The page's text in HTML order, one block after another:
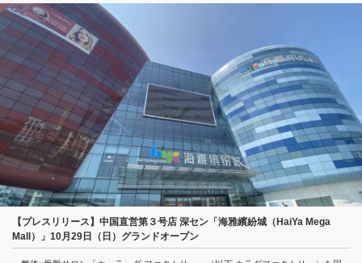
【プレスリリース】中国直営第３号店 深セン「海雅繽紛城（HaiYa Mega
Mall）」10月29日（日）グランドオープン